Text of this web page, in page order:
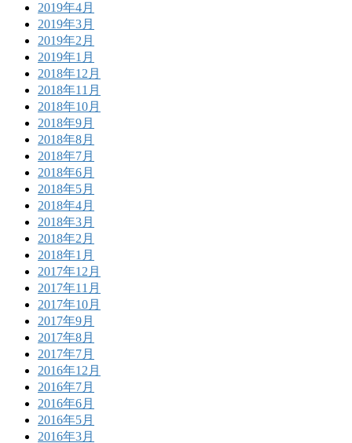
2019年4月
2019年3月
2019年2月
2019年1月
2018年12月
2018年11月
2018年10月
2018年9月
2018年8月
2018年7月
2018年6月
2018年5月
2018年4月
2018年3月
2018年2月
2018年1月
2017年12月
2017年11月
2017年10月
2017年9月
2017年8月
2017年7月
2016年12月
2016年7月
2016年6月
2016年5月
2016年3月